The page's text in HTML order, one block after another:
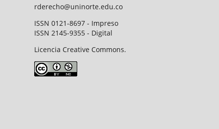
rderecho@uninorte.edu.co
ISSN 0121-8697 - Impreso
ISSN 2145-9355 - Digital
Licencia Creative Commons.